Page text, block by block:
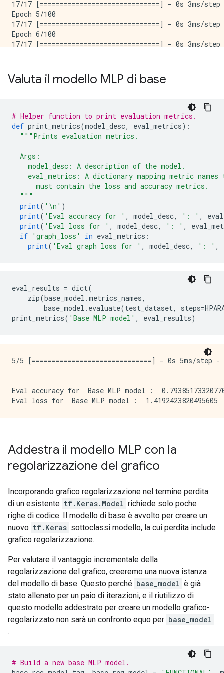
Valuta il modello MLP di base
# Helper function to print evaluation metrics.
def print_metrics(model_desc, eval_metrics):
"""Prints evaluation metrics.
Args:
model_desc: A description of the model.
eval_metrics: A dictionary mapping metric names
must contain the loss and accuracy metrics.
"""
print( '\n' )
print( 'Eval accuracy for ' , model_desc, ': ' ,
print( 'Eval loss for ' , model_desc, ': ' ,
if 'graph_loss' in eval_metrics :
print( 'Eval graph loss for ' , model_desc, ': ' ,
eval_results = dict(
zip(base_model .metrics_names,
base_model . evaluate(test_dataset, steps=
print_metrics( 'Base MLP model' , eval_results)
5/5 [==============================] - 0s 5ms/
Eval accuracy for  Base MLP model :
Addestra il modello MLP con la
regolarizzazione del grafico
Incorporando grafico regolarizzazione nel termine perdita
di un esistente tf.Keras.Model richiede solo poche
righe di codice. Il modello di base è avvolto per creare un
nuovo tf.Keras sottoclassi modello, la cui perdita include
grafico regolarizzazione.
Per valutare il vantaggio incrementale della
regolarizzazione del grafico, creeremo una nuova istanza
del modello di base. Questo perché base_model è già
stato allenato per un paio di iterazioni, e il riutilizzo di
questo modello addestrato per creare un modello grafico-
regolarizzato non sarà un confronto equo per base_model
.
# Build a new base MLP model.